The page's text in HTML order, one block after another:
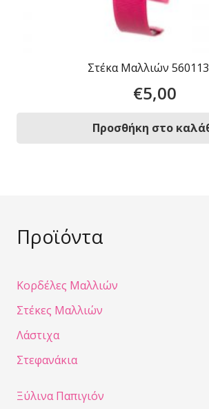
Στέκα Μαλλιών
€5,00
Προσθήκη στο
Προϊόντα
Κορδέλες Μαλλιών
Στέκες Μαλλιών
Λάστιχα
Στεφανάκια
Ξύλινα Παπιγιόν